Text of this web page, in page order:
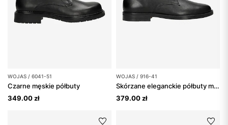
WOJAS / 6041-51
Czarne męskie półbuty
349.00 zł
WOJAS / 916-41
Skórzane eleganckie półbuty męskie
379.00 zł